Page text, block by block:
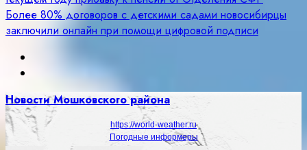
Более 80% договоров с детскими садами новосибирцы
заключили онлайн при помощи цифровой подписи
Новости Мошковского района
https://world-weather.ru
Погодные информеры